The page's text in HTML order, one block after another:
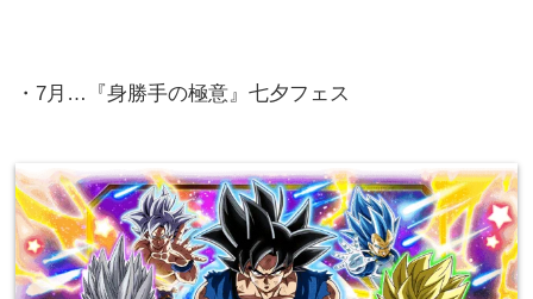
・7月…『身勝手の極意』七夕フェス